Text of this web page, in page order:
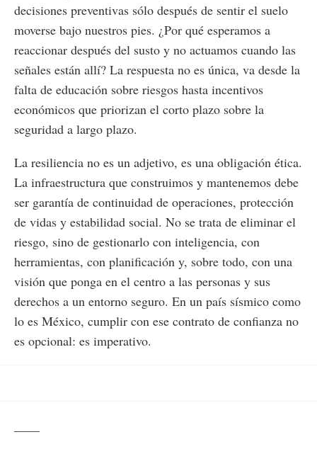
decisiones preventivas sólo después de sentir el suelo
moverse bajo nuestros pies. ¿Por qué esperamos a
reaccionar después del susto y no actuamos cuando las
señales están allí? La respuesta no es única, va desde la
falta de educación sobre riesgos hasta incentivos
económicos que priorizan el corto plazo sobre la
seguridad a largo plazo.
La resiliencia no es un adjetivo, es una obligación ética.
La infraestructura que construimos y mantenemos debe
ser garantía de continuidad de operaciones, protección
de vidas y estabilidad social. No se trata de eliminar el
riesgo, sino de gestionarlo con inteligencia, con
herramientas, con planificación y, sobre todo, con una
visión que ponga en el centro a las personas y sus
derechos a un entorno seguro. En un país sísmico como
lo es México, cumplir con ese contrato de confianza no
es opcional: es imperativo.